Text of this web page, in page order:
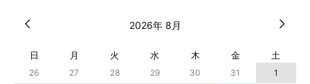
2026年 8月
日 月 火 水 木 金 土
26 27 28 29 30 31
1